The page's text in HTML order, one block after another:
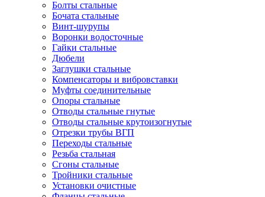
Болты стальные
Бочата стальные
Винт-шурупы
Воронки водосточные
Гайки стальные
Дюбели
Заглушки стальные
Компенсаторы и вибровставки
Муфты соединительные
Опоры стальные
Отводы стальные гнутые
Отводы стальные крутоизогнутые
Отрезки трубы ВГП
Переходы стальные
Резьба стальная
Сгоны стальные
Тройники стальные
Установки очистные